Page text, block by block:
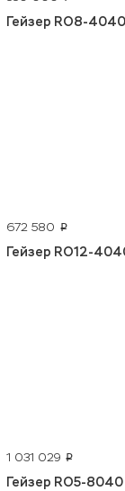
Гейзер RO8-4040
672 580 p
Гейзер RO12-
1 031 029 p
Гейзер RO5-8040